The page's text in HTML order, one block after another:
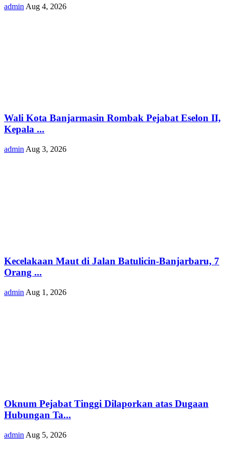
admin Aug 4, 2026
Wali Kota Banjarmasin Rombak Pejabat Eselon II,
Kepala ...
admin Aug 3, 2026
Kecelakaan Maut di Jalan Batulicin-Banjarbaru, 7
Orang ...
admin Aug 1, 2026
Oknum Pejabat Tinggi Dilaporkan atas Dugaan
Hubungan Ta...
admin Aug 5, 2026